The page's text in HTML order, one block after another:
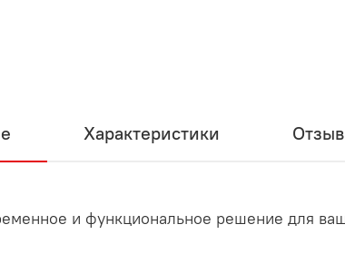
Характеристики
и функциональное решение для